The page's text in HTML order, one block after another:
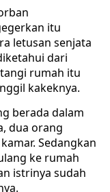
itu
letusan senjata
dari
rumah itu
kakeknya.
berada dalam
dua orang
Sedangkan
ke rumah
istrinya sudah